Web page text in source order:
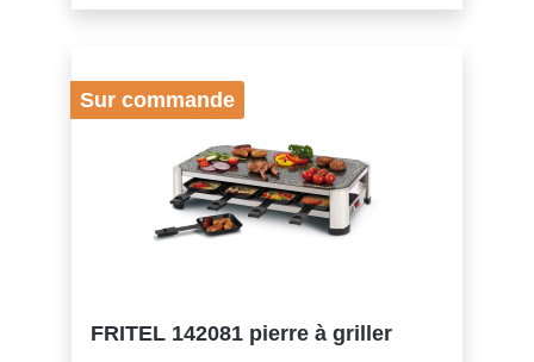
compatibles au lave-vaisselle: OuiGénéral
Sur commande
FRITEL 142081 pierre à griller